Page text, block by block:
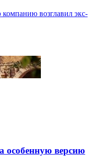
возглавил экс-
особенную версию